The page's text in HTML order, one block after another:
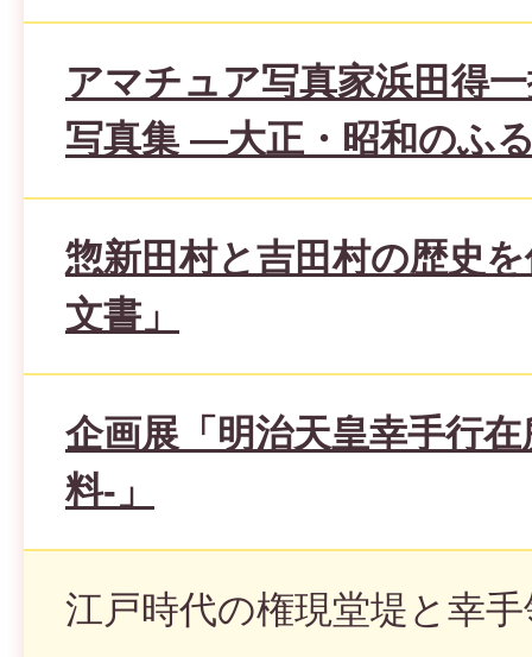
アマチュア写真家浜田得
写真集 ―大正・昭和のふ
惣新田村と吉田村の歴史
文書」
企画展「明治天皇幸手行
料-」
江戸時代の権現堂堤と幸手